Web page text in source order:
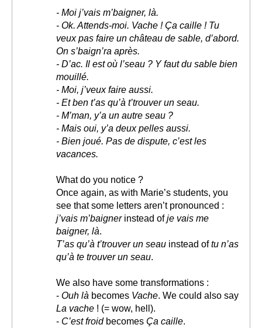
- Moi j’vais m’baigner, là.
- Ok. Attends-moi. Vache ! Ça caille ! Tu
veux pas faire un château de sable, d’abord.
On s’baign’ra après.
- D’ac. Il est où l’seau ? Y faut du sable bien
mouillé.
- Moi, j’veux faire aussi.
- Et ben t’as qu’à t’trouver un seau.
- M’man, y’a un autre seau ?
- Mais oui, y’a deux pelles aussi.
- Bien joué. Pas de dispute, c’est les
vacances.
What do you notice ?
Once again, as with Marie’s students, you
see that some letters aren’t pronounced :
j’vais m’baignerinstead ofje vais me
baigner, là.
T’as qu’à t’trouver un seau instead oftu n’as
qu’à te trouver un seau.
We also have some transformations :
- Ouh là becomes Vache. We could also say
La vache ! (= wow, hell).
- C’est froidbecomes Ça caille.